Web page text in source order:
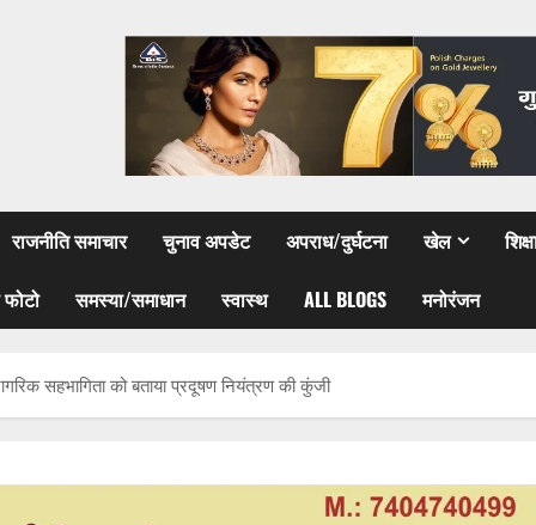
राजनीति समाचार चुनाव अपडेट अपराध/दुर्घटना खेल
समस्या/समाधान स्वास्थ ALL BLOGS मनोरंजन
सहभागिता को बताया प्रदूषण नियंत्रण की कुंजी